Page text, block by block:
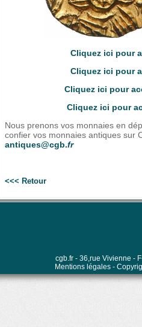
Cliquez ici pour
Cliquez ici pour
Cliquez ici pour
Cliquez ici pour
Nous prenons vos monnaies en
confier vos monnaies antiques sur
antiques@cgb.fr
<<< Retour
cgb.fr - 36,rue Vivienne -
Mentions légales-